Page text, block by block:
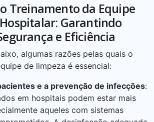
Treinamento da Equipe
Garantindo
e Eficiência
algumas razões pelas quais o
de limpeza é essencial:
e a prevenção de infecções:
em hospitais podem estar mais
aqueles com sistemas